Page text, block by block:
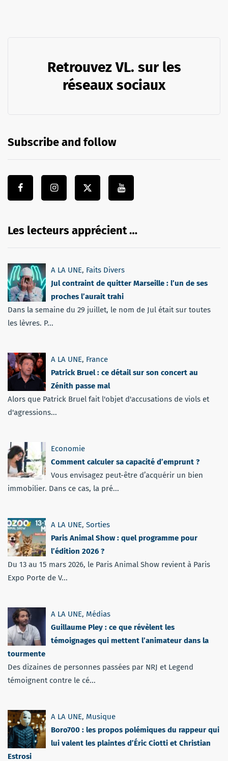
Retrouvez VL. sur les
réseaux sociaux
Subscribe and follow
Les lecteurs apprécient …
A LA UNE, Faits Divers
Jul contraint de quitter Marseille : l’un de ses
proches l’aurait trahi
Dans la semaine du 29 juillet, le nom de Jul était sur toutes
les lèvres. P...
A LA UNE, France
Patrick Bruel : ce détail sur son concert au
Zénith passe mal
Alors que Patrick Bruel fait l'objet d'accusations de viols et
d'agressions...
Economie
Comment calculer sa capacité d’emprunt ?
Vous envisagez peut-être d’acquérir un bien
immobilier. Dans ce cas, la pré...
A LA UNE, Sorties
Paris Animal Show : quel programme pour
l’édition 2026 ?
Du 13 au 15 mars 2026, le Paris Animal Show revient à Paris
Expo Porte de V...
A LA UNE, Médias
Guillaume Pley : ce que révèlent les
témoignages qui mettent l’animateur dans la
tourmente
Des dizaines de personnes passées par NRJ et Legend
témoignent contre le cé...
A LA UNE, Musique
Boro700 : les propos polémiques du rappeur qui
lui valent les plaintes d’Éric Ciotti et Christian
Estrosi